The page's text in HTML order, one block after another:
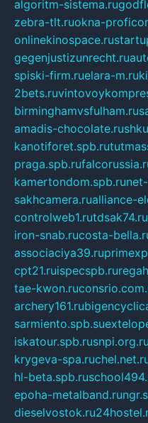
algoritm-sistema.ru
zebra-tlt.ruokna-
onlinekinospace.ru
gegenjustizunrecht.ru
spiski-firm.ruelara-m.ru
2bets.ru
birminghamvsfulham.ru
amadis-chocolate.ru
kanotiforet.spb.ru
praga.spb.ru
kamertondom.spb.ru
sakhcamera.rualliance-
controlweb1.rutdsak74.ru
iron-snab.rucosta-
associaciya39.ru
cpt21.ruispecspb.ru
tae-kwon.ru
archery161.ru
sarmiento.spb.su
iskatour.spb.rusnpi.org.ru
krygeva-spa.ru
hl-beta.spb.ru
epoha-metalband.ru
dieselvostok.ru